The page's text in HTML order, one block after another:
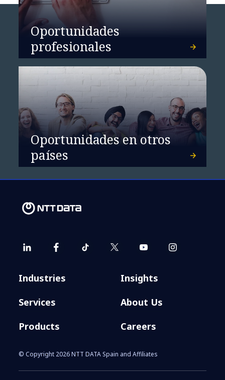
Protegiendo las cadenas de
suministros comerciales
con blockchain
Oportunidades
profesionales
Oportunidades en otros
países
Industries
Services
Products
Insights
About Us
Careers
© Copyright 2026 NTT DATA Spain and Affiliates